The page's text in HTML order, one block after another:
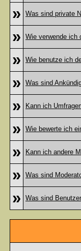
» Was sind private
» Wie verwende ich
» Wie benutze ich
» Was sind
» Kann ich
» Wie bewerte ich
» Kann ich andere
» Was sind
» Was sind